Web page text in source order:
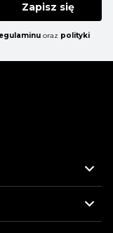
Zapisz się
oraz polityki